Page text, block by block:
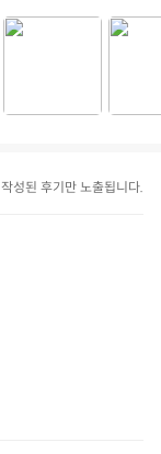
성된 후기만 노출됩니다.